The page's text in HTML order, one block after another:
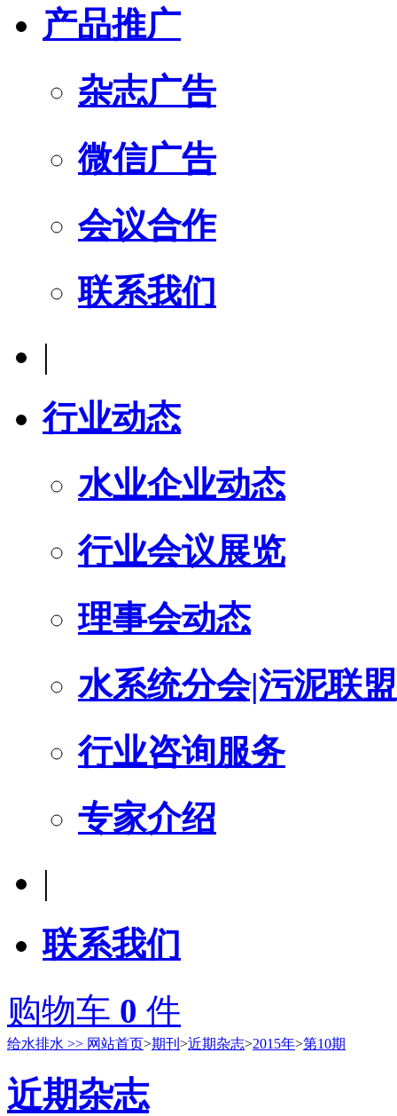
产品推广
杂志广告
微信广告
会议合作
联系我们
|
行业动态
水业企业动态
行业会议展览
理事会动态
水系统分会|污泥联
行业咨询服务
专家介绍
|
联系我们
购物车 0 件
给水排水 >> 网站首页>期刊 >近期杂志>2015年>第10期
近期杂志